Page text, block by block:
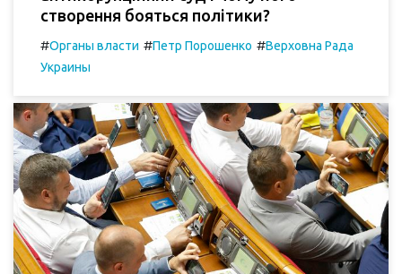
створення бояться політики?
#Органы власти #Петр Порошенко #Верховна Рада
Украины